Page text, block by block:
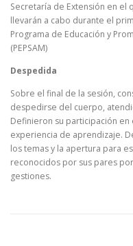
Secretaría de Extensión en el
llevarán a cabo durante el
Programa de Educación y
(PEPSAM)
Despedida
Sobre el final de la sesión,
despedirse del cuerpo,
Definieron su participación
experiencia de aprendizaje.
los temas y la apertura para
reconocidos por sus pares
gestiones.